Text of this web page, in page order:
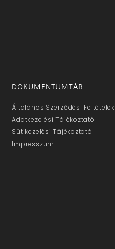
DOKUMENTUMTÁR
Általános Szerződési Feltételek
Adatkezelési Tájékoztató
Sütikezelési Tájékoztató
Impresszum